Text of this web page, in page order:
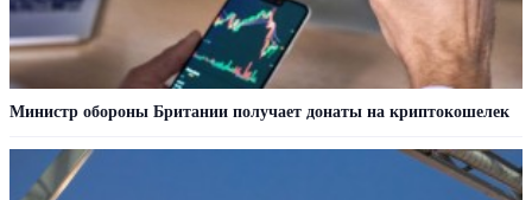
Министр обороны Британии получает донаты на криптокошелек